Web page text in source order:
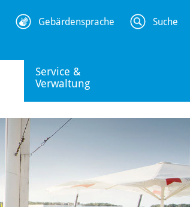
Service &
Verwaltung
Gebärdensprache Suche